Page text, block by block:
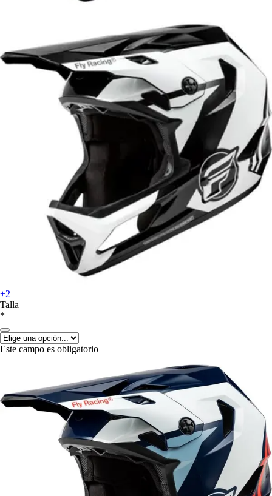
+2
Talla
*
Este campo es obligatorio